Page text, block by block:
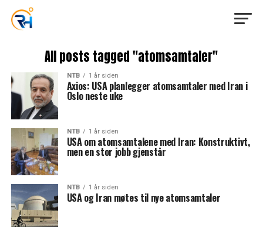
All posts tagged "atomsamtaler"
NTB 1 år siden
Axios: USA planlegger atomsamtaler med Iran i
Oslo neste uke
NTB 1 år siden
USA om atomsamtalene med Iran: Konstruktivt,
men en stor jobb gjenstår
NTB 1 år siden
USA og Iran møtes til nye atomsamtaler